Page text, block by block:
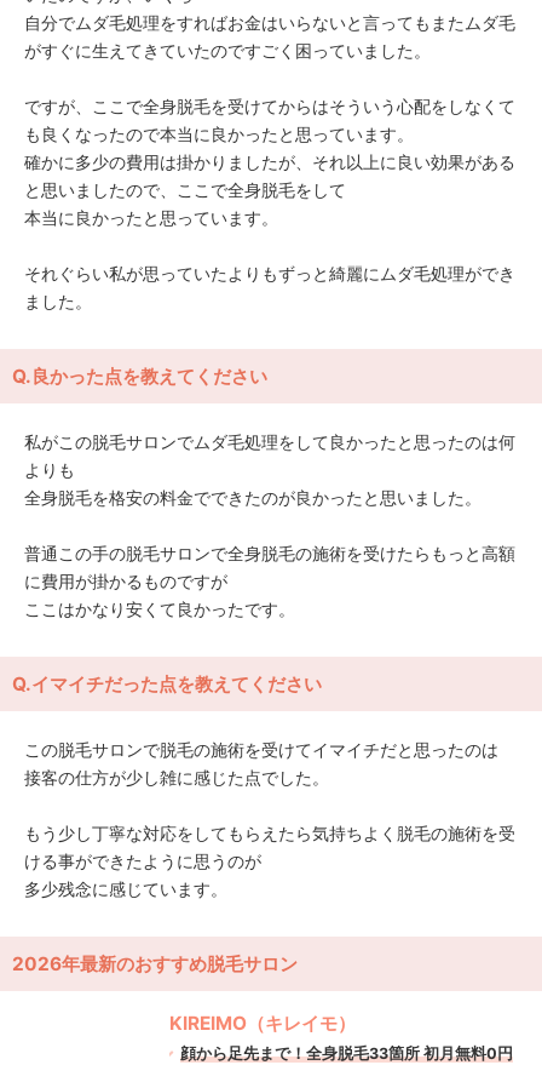
自分でムダ毛処理をすればお金はいらないと言ってもまたムダ毛
がすぐに生えてきていたのですごく困っていました。
ですが、ここで全身脱毛を受けてからはそういう心配をしなくて
も良くなったので本当に良かったと思っています。
確かに多少の費用は掛かりましたが、それ以上に良い効果がある
と思いましたので、ここで全身脱毛をして
本当に良かったと思っています。
それぐらい私が思っていたよりもずっと綺麗にムダ毛処理ができ
ました。
Q.良かった点を教えてください
私がこの脱毛サロンでムダ毛処理をして良かったと思ったのは何
よりも
全身脱毛を格安の料金でできたのが良かったと思いました。
普通この手の脱毛サロンで全身脱毛の施術を受けたらもっと高額
に費用が掛かるものですが
ここはかなり安くて良かったです。
Q.イマイチだった点を教えてください
この脱毛サロンで脱毛の施術を受けてイマイチだと思ったのは
接客の仕方が少し雑に感じた点でした。
もう少し丁寧な対応をしてもらえたら気持ちよく脱毛の施術を受
ける事ができたように思うのが
多少残念に感じています。
2026年最新のおすすめ脱毛サロン
KIREIMO（キレイモ）
顔から足先まで！全身脱毛33箇所 初月無料0円